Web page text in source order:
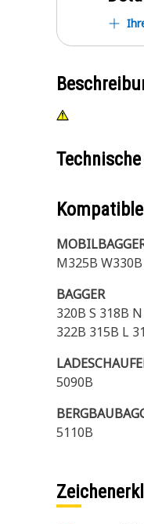
M325B
BAGGER
320B S 318B
322B 315B L
5090B
5110B